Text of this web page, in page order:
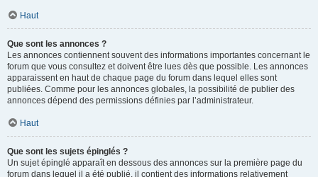
Haut
Que sont les annonces ?
Les annonces contiennent souvent des informations importantes concernant le
forum que vous consultez et doivent être lues dès que possible. Les annonces
apparaissent en haut de chaque page du forum dans lequel elles sont
publiées. Comme pour les annonces globales, la possibilité de publier des
annonces dépend des permissions définies par l’administrateur.
Haut
Que sont les sujets épinglés ?
Un sujet épinglé apparaît en dessous des annonces sur la première page du
forum dans lequel il a été publié. il contient des informations relativement